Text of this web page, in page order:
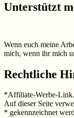
Unterstützt
Wenn euch meine
mich, wenn ihr mich
Rechtliche
*Affiliate-Werbe-Link.
Auf dieser Seite
* gekennzeichnet